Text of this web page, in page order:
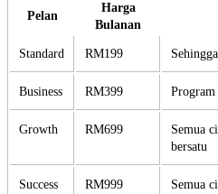
Pelan
Harga
Bulanan
Standard RM199
Business RM399
Growth RM699
Semua
bersatu
Success RM999
Semua